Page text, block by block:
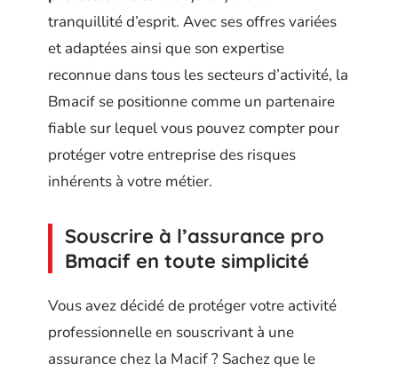
tranquillité d’esprit. Avec ses offres variées
et adaptées ainsi que son expertise
reconnue dans tous les secteurs d’activité, la
Bmacif se positionne comme un partenaire
fiable sur lequel vous pouvez compter pour
protéger votre entreprise des risques
inhérents à votre métier.
Souscrire à l’assurance pro
Bmacif en toute simplicité
Vous avez décidé de protéger votre activité
professionnelle en souscrivant à une
assurance chez la Macif ? Sachez que le